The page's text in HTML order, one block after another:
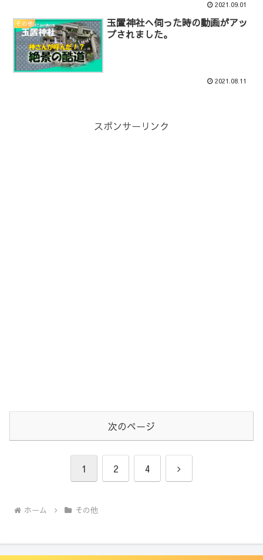
2021.09.01
その他
玉置神社へ伺った時の動画がアッ
プされました。
2021.08.11
スポンサーリンク
次のページ
1 2 4
次
ホーム その他